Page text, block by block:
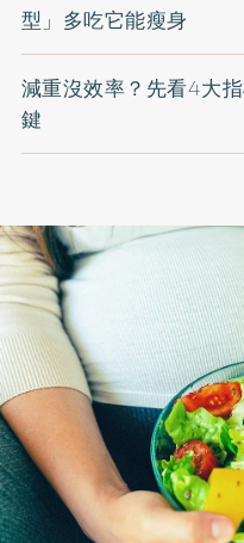
型」多吃它能瘦身
減重沒效率？先看4大
鍵